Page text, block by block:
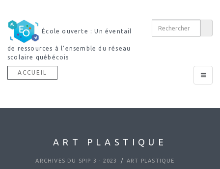
École ouverte : Un éventail
de ressources à l’ensemble du réseau
scolaire québécois
Toggle
ACCUEIL
ART PLASTIQUE
ARCHIVES DU SPIP 3 - 2023 ART PLASTIQUE